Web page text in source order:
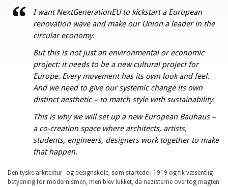
I want NextGenerationEU to kickstart a European
renovation wave and make our Union a leader in the
circular economy.
But this is not just an environmental or economic
project: it needs to be a new cultural project for
Europe. Every movement has its own look and feel.
And we need to give our systemic change its own
distinct aesthetic – to match style with sustainability.
This is why we will set up a new European Bauhaus –
a co-creation space where architects, artists,
students, engineers, designers work together to make
that happen.
Den tyske arkitektur- og designskole, som startede i 1919 og fik væsentlig
betydning for modernismen, men blev lukket, da nazisterne overtog magten